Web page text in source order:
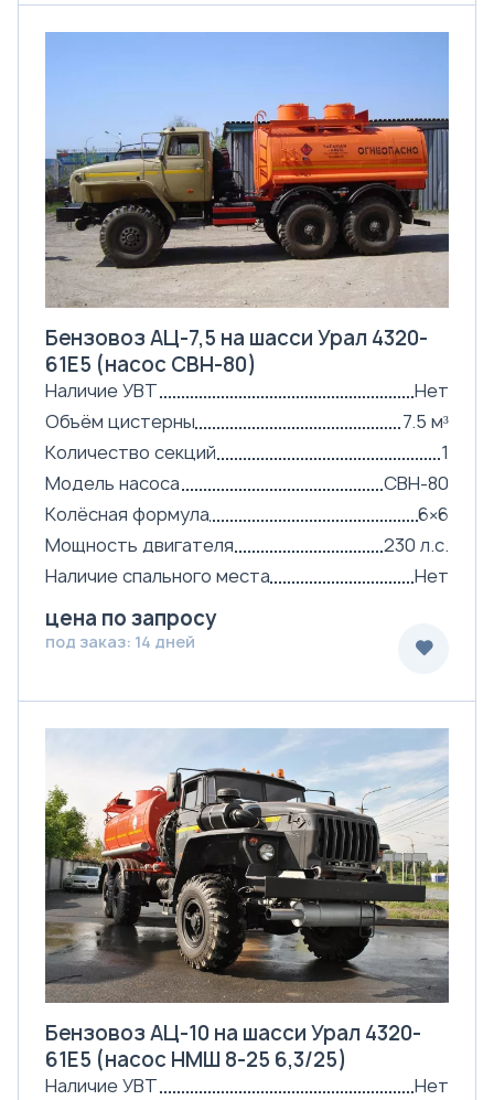
Бензовоз АЦ-7,5 на шасси Урал 4320-
61Е5 (насос СВН-80)
Наличие УВТ
Нет
Объём цистерны
7.5 м³
Количество секций
1
Модель насоса
СВН-80
Колёсная формула
6×6
Мощность двигателя
230 л.с.
Наличие спального места
Нет
цена по запросу
под заказ: 14 дней
Бензовоз АЦ-10 на шасси Урал 4320-
61Е5 (насос НМШ 8-25 6,3/25)
Наличие УВТ
Нет